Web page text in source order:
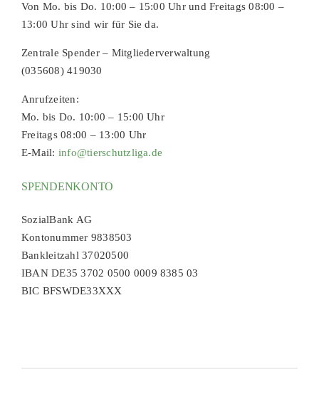
Von Mo. bis Do. 10:00 – 15:00 Uhr und Freitags 08:00 –
13:00 Uhr sind wir für Sie da.
Zentrale Spender – Mitgliederverwaltung
(035608) 419030
Anrufzeiten:
Mo. bis Do. 10:00 – 15:00 Uhr
Freitags 08:00 – 13:00 Uhr
E-Mail: info@tierschutzliga.de
SPENDENKONTO
SozialBank AG
Kontonummer 9838503
Bankleitzahl 37020500
IBAN DE35 3702 0500 0009 8385 03
BIC BFSWDE33XXX